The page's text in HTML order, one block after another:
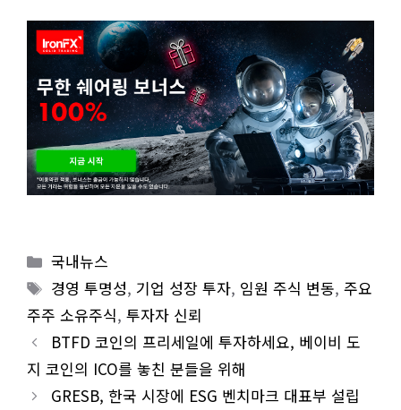
Categories
국내뉴스
Tags
경영 투명성, 기업 성장 투자, 임원 주식 변동,주요
주주 소유주식, 투자자 신뢰
BTFD 코인의 프리세일에 투자하세요, 베이비 도
지 코인의 ICO를 놓친 분들을 위해
GRESB, 한국 시장에 ESG 벤치마크 대표부 설립